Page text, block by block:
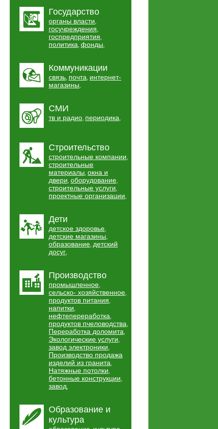
Государство
органы власти,
госучреждения,
госпредприятия,
политика, фонды,
Коммуникации
связь, почта, интернет-
магазины,
СМИ
тв и радио, периодика,
Строительство
строительные компании,
строительные
материалы, окна и
двери, оборудование,
строительные услуги,
проектные организации,
Дети
детское здоровье,
детские магазины,
образование, детский
досуг,
Производство
промышленное,
сельско- хозяйственное,
продуктов питания,
напитки,
нефтепереработка,
продуктов пчеловодства,
Переработка доломита,
Экологические услуги,
завод электроники,
Производство продажа
изделий из гранита,
Натяжные потолки,
бетонные конструкции,
завод,
Образование и
культура